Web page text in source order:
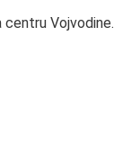
centru Vojvodine.